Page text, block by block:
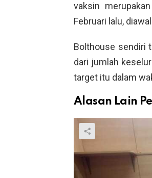
vaksin
Februari lalu,
Bolthouse sendiri
dari jumlah
target itu dalam
Alasan Lain